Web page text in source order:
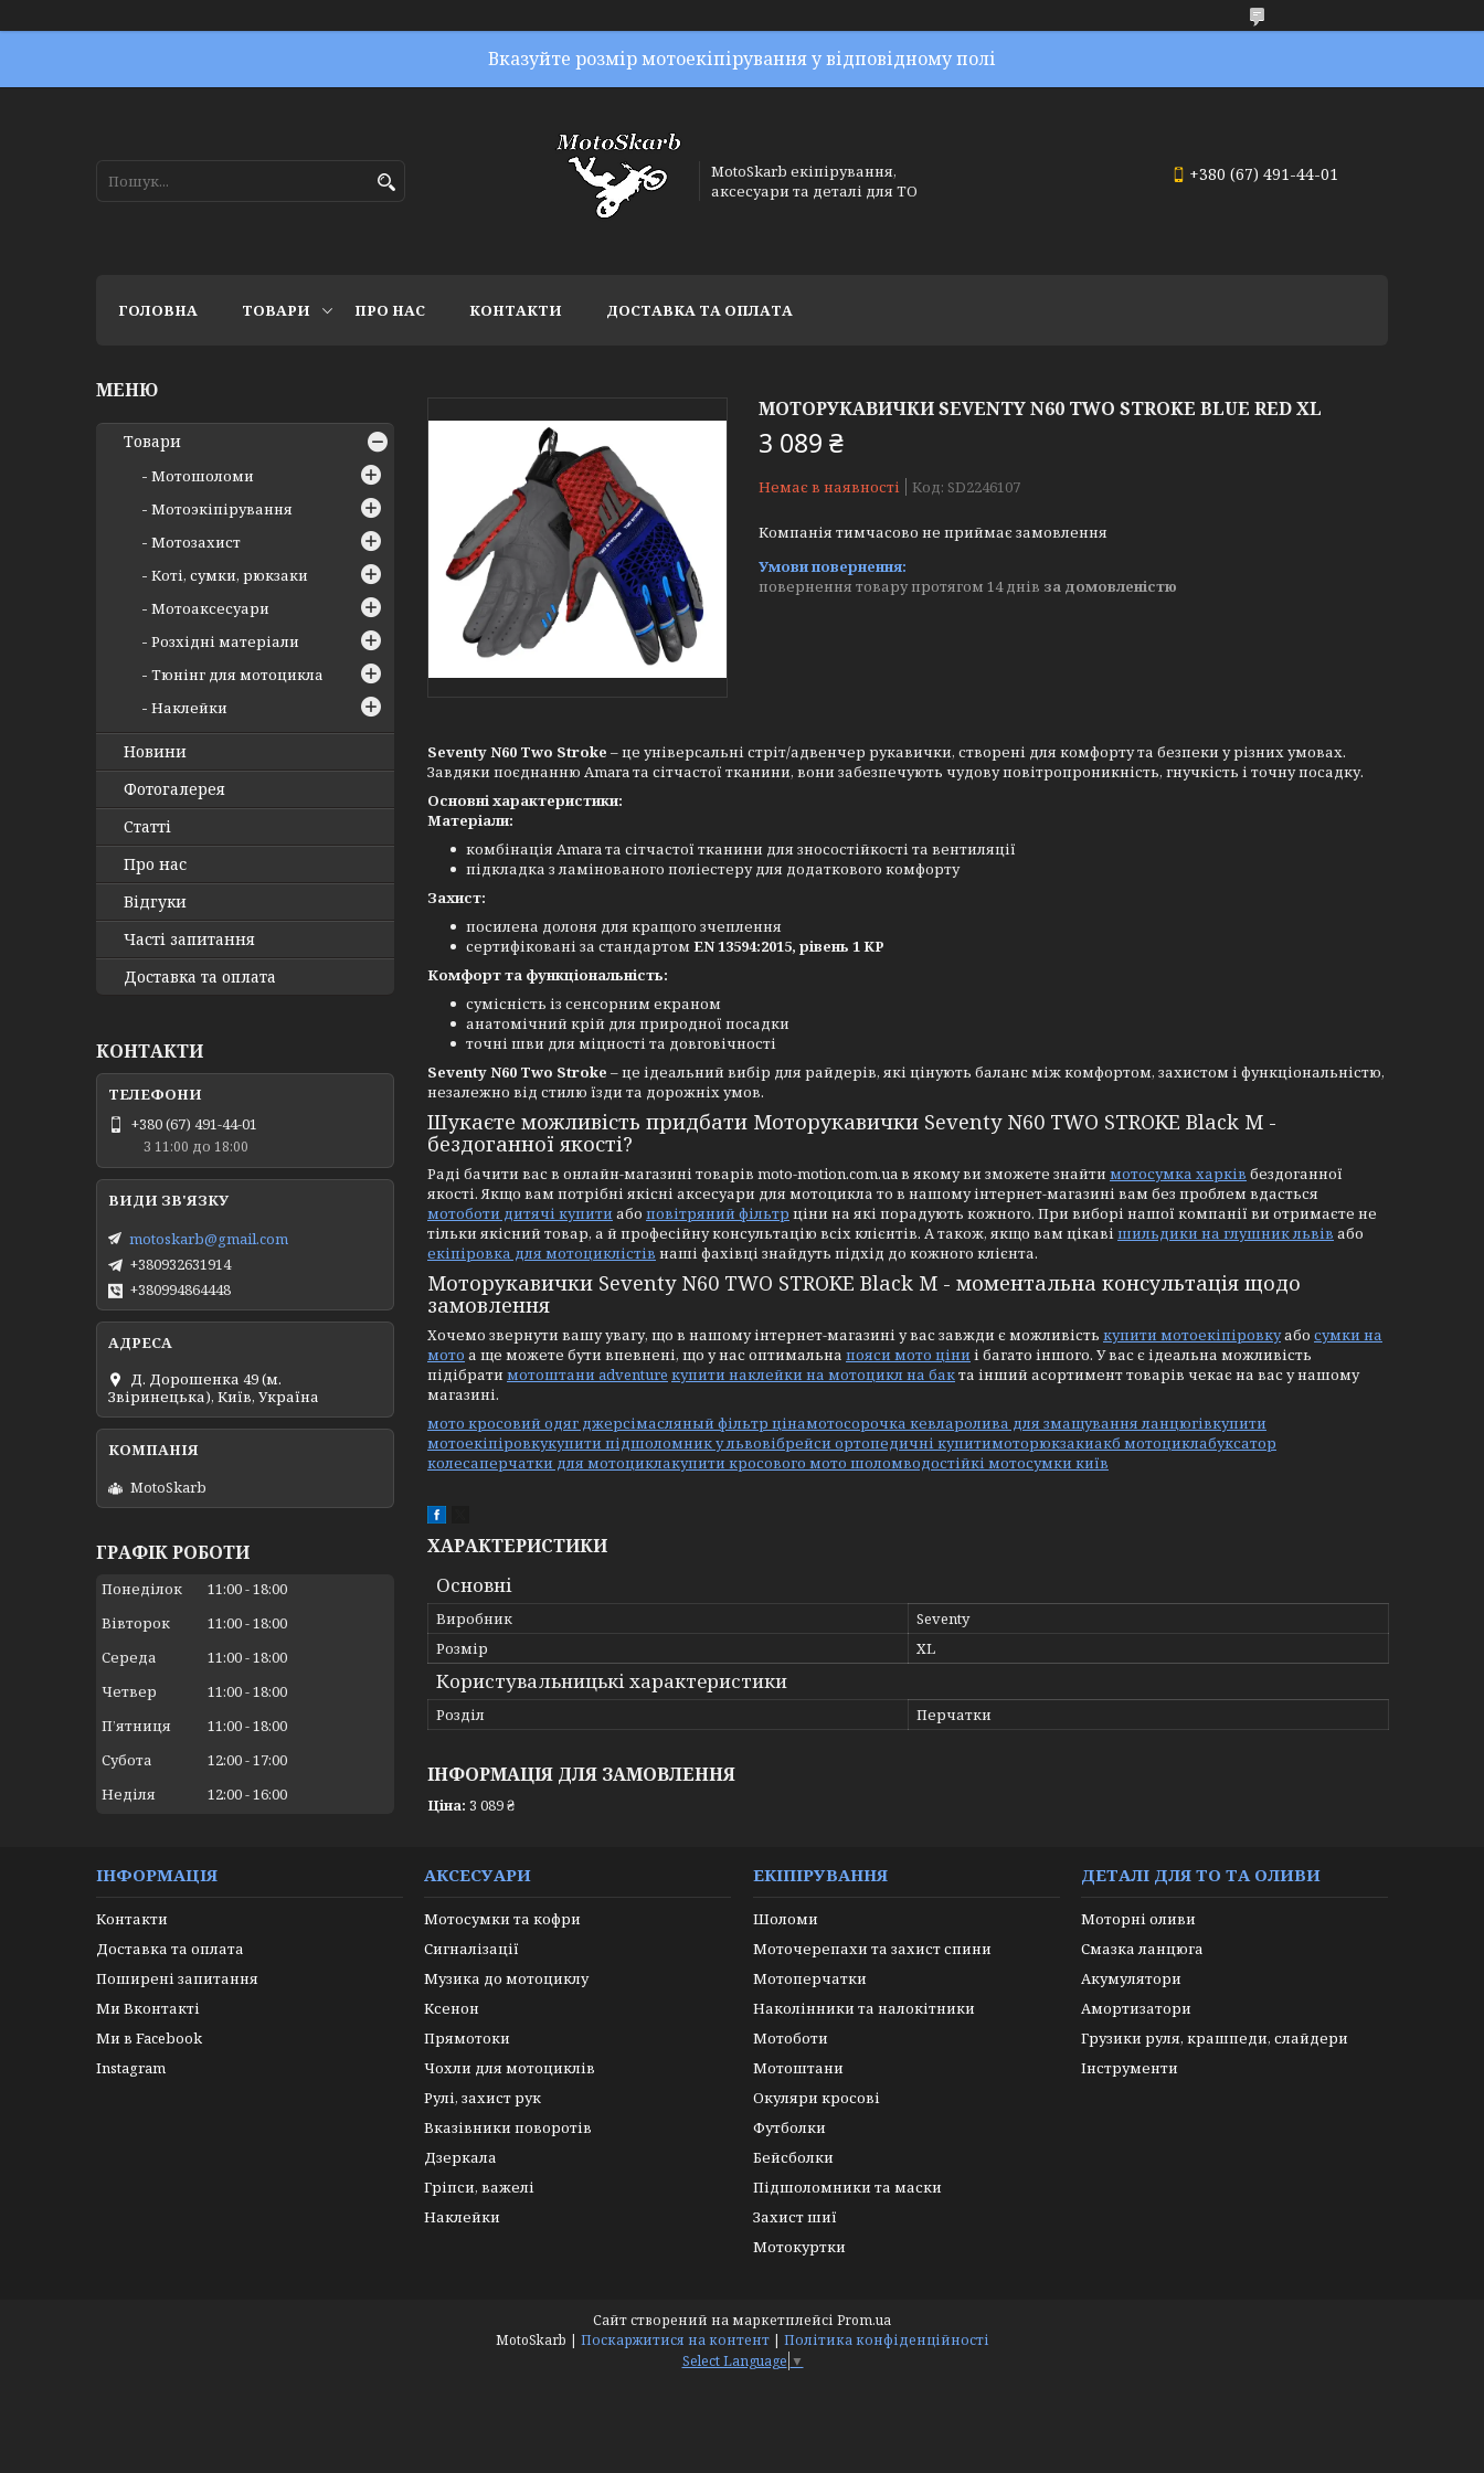
Вказуйте розмір мотоекіпірування у відповідному полі
MotoSkarb екіпірування,
аксесуари та деталі для ТО
+380 (67) 491-44-01
ГОЛОВНА ТОВАРИ ПРО НАС КОНТАКТИ ДОСТАВКА ТА ОПЛАТА
МОТОРУКАВИЧКИ SEVENTY N60 TWO STROKE BLUE RED XL
3 089 ₴
Немає в наявності Код: SD2246107
Компанія тимчасово не приймає замовлення
повернення товару протягом 14 днів за домовленістю
Seventy N60 Two Stroke – це універсальні стріт/адвенчер рукавички, створені для комфорту та безпеки у різних умовах.
Завдяки поєднанню Amara та сітчастої тканини, вони забезпечують чудову повітропроникність, гнучкість і точну посадку.
Основні характеристики:
Матеріали:
комбінація Amara та сітчастої тканини для зносостійкості та вентиляції
підкладка з ламінованого поліестеру для додаткового комфорту
Захист:
посилена долоня для кращого зчеплення
сертифіковані за стандартом EN 13594:2015, рівень 1 KP
Комфорт та функціональність:
сумісність із сенсорним екраном
анатомічний крій для природної посадки
точні шви для міцності та довговічності
Seventy N60 Two Stroke – це ідеальний вибір для райдерів, які цінують баланс між комфортом, захистом і функціональністю,
незалежно від стилю їзди та дорожніх умов.
Шукаєте можливість придбати Моторукавички Seventy N60 TWO STROKE Black M -
бездоганної якості?
Раді бачити вас в онлайн-магазині товарів moto-motion.com.ua в якому ви зможете знайти мотосумка харків бездоганної
якості. Якщо вам потрібні якісні аксесуари для мотоцикла то в нашому інтернет-магазині вам без проблем вдасться
мотоботи дитячі купити або повітряний фільтр ціни на які порадують кожного. При виборі нашої компанії ви отримаєте не
тільки якісний товар, а й професійну консультацію всіх клієнтів. А також, якщо вам цікавішильдики на глушник львів або
екіпіровка для мотоциклістів наші фахівці знайдуть підхід до кожного клієнта.
Моторукавички Seventy N60 TWO STROKE Black M - моментальна консультація щодо
замовлення
Хочемо звернути вашу увагу, що в нашому інтернет-магазині у вас завжди є можливість купити мотоекіпіровкуабо сумки на
мото а ще можете бути впевнені, що у нас оптимальна пояси мото ціни і багато іншого. У вас є ідеальна можливість
підібрати мотоштани adventure купити наклейки на мотоцикл на бакта інший асортимент товарів чекає на вас у нашому
магазині.
мото кросовий одяг джерсімасляный фільтр цінамотосорочка кевларолива для змащування ланцюгівкупити
мотоекіпіровкукупити підшоломник у львовібрейси ортопедичні купитимоторюкзакиакб мотоциклабуксатор
колесаперчатки для мотоциклакупити кросового мото шоломводостійкі мотосумки київ
ХАРАКТЕРИСТИКИ
Основні
Виробник
Seventy
Розмір
XL
Користувальницькі характеристики
Розділ Перчатки
ІНФОРМАЦІЯ ДЛЯ ЗАМОВЛЕННЯ
Ціна: 3 089 ₴
Товари
Мотошоломи
Мотоэкіпірування
Мотозахист
Коті, сумки, рюкзаки
Мотоаксесуари
Розхідні матеріали
Тюнінг для мотоцикла
Наклейки
Новини
Фотогалерея
Статті
Про нас
Відгуки
Часті запитання
Доставка та оплата
КОНТАКТИ
+380 (67) 491-44-01
З 11:00 до 18:00
motoskarb@gmail.com
+380932631914
+380994864448
Д. Дорошенка 49 (м.
Звіринецька), Київ, Україна
MotoSkarb
ГРАФІК РОБОТИ
Понеділок 11:00 18:00
Вівторок
11:00 18:00
Середа
11:00 18:00
Четвер
11:00 18:00
Пʼятниця
11:00 18:00
Субота
12:00 17:00
Неділя
12:00 16:00
ІНФОРМАЦІЯ
Контакти
Доставка та оплата
Поширені запитання
Ми Вконтакті
Ми в Facebook
Instagram
АКСЕСУАРИ
Мотосумки та кофри
Сигналізації
Музика до мотоциклу
Ксенон
Прямотоки
Чохли для мотоциклів
Рулі, захист рук
Вказівники поворотів
Дзеркала
Гріпси, важелі
Наклейки
ЕКІПІРУВАННЯ
Шоломи
Моточерепахи та захист спини
Мотоперчатки
Наколінники та налокітники
Мотоботи
Мотоштани
Окуляри кросові
Футболки
Бейсболки
Підшоломники та маски
Захист шиї
Мотокуртки
ДЕТАЛІ ДЛЯ ТО ТА ОЛИВИ
Моторні оливи
Смазка ланцюга
Акумулятори
Амортизатори
Грузики руля, крашпеди, слайдери
Інструменти
Сайт створений на маркетплейсі Prom.ua
MotoSkarb | Поскаржитися на контент | Політика конфіденційності
Select Language ▼